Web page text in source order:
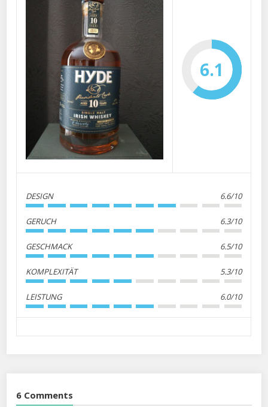
6.1
DESIGN 6.6/10
GERUCH 6.3/10
GESCHMACK 6.5/10
KOMPLEXITÄT 5.3/10
LEISTUNG 6.0/10
6 Comments